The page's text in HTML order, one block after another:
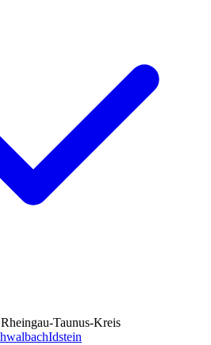
Rheingau-Taunus-Kreis
Idstein